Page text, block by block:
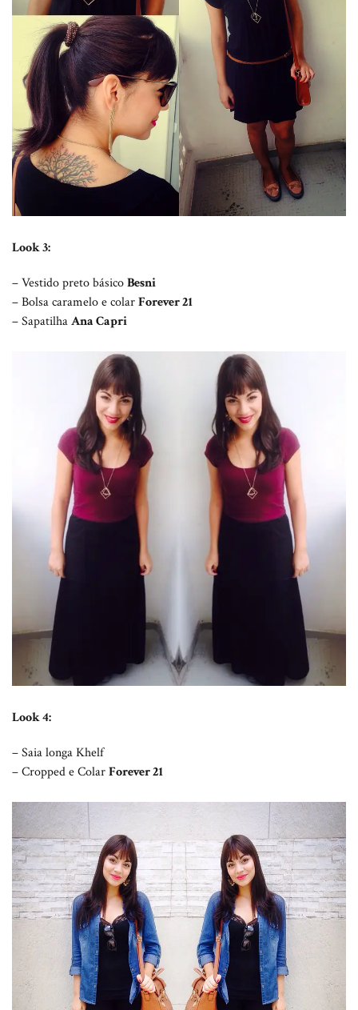
Look 3:
– Vestido preto básicoBesni
– Bolsa caramelo e colarForever 21
– SapatilhaAna Capri
Look 4:
– Saia longa Khelf
– Cropped e ColarForever 21